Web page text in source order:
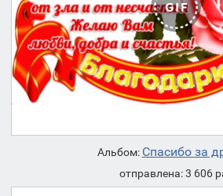
Альбом: Спасибо за
отправлена: 3 606